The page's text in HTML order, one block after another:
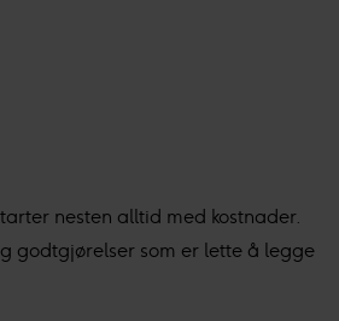
nesten alltid med kostnader.
godtgjørelser som er lette å legge